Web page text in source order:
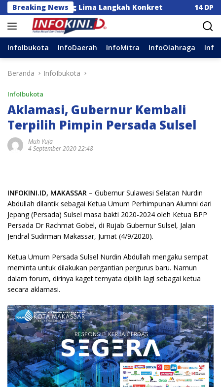
Langsung
ke
konten
Breaking News
Dorong Lima Langkah Konkret 14 DPC Terima
InfoIbukota InfoDaerah InfoMitra InfoOlahraga
Beranda InfoIbukota
InfoIbukota
Aklamasi, Gubernur Kembali
Terpilih Pimpin Persada Sulsel
Muh Yuja
4 September 2020 22:48
INFOKINI.ID, MAKASSAR – Gubernur Sulawesi Selatan Nurdin
Abdullah dilantik sebagai Ketua Umum Perhimpunan Alumni dari
Jepang (Persada) Sulsel masa bakti 2020-2024 oleh Ketua BPP
Persada Dr Rachmat Gobel, di Rujab Gubernur Sulsel, Jalan
Jendral Sudirman Makassar, Jumat (4/9/2020).
Ketua Umum Persada Sulsel Nurdin Abdullah mengaku sempat
meminta untuk dilakukan pergantian pergurus baru. Namun
dalam forum, dirinya kaget ternyata dipilih lagi sebagai ketua
secara aklamasi.